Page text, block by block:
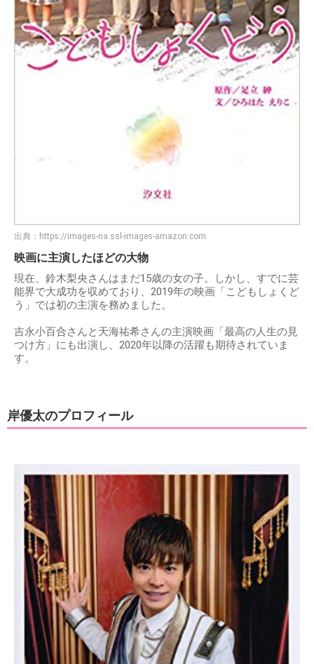
出典： https://images-na.ssl-images-amazon.com
映画に主演したほどの大物
現在、鈴木梨央さんはまだ15歳の女の子。しかし、すでに芸
能界で大成功を収めており、2019年の映画「こどもしょくど
う」では初の主演を務めました。
吉永小百合さんと天海祐希さんの主演映画「最高の人生の見
つけ方」にも出演し、2020年以降の活躍も期待されていま
す。
岸優太のプロフィール